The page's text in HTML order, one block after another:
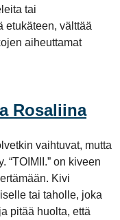
tai
etukäteen, välttää
aiheuttamat
Rosaliina
vaihtuvat, mutta
“TOIMII.” on kiveen
Kivi
tai taholle, joka
pitää huolta, että